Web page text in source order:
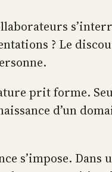
? Le
prit forme.
d’un
s’impose. Dans